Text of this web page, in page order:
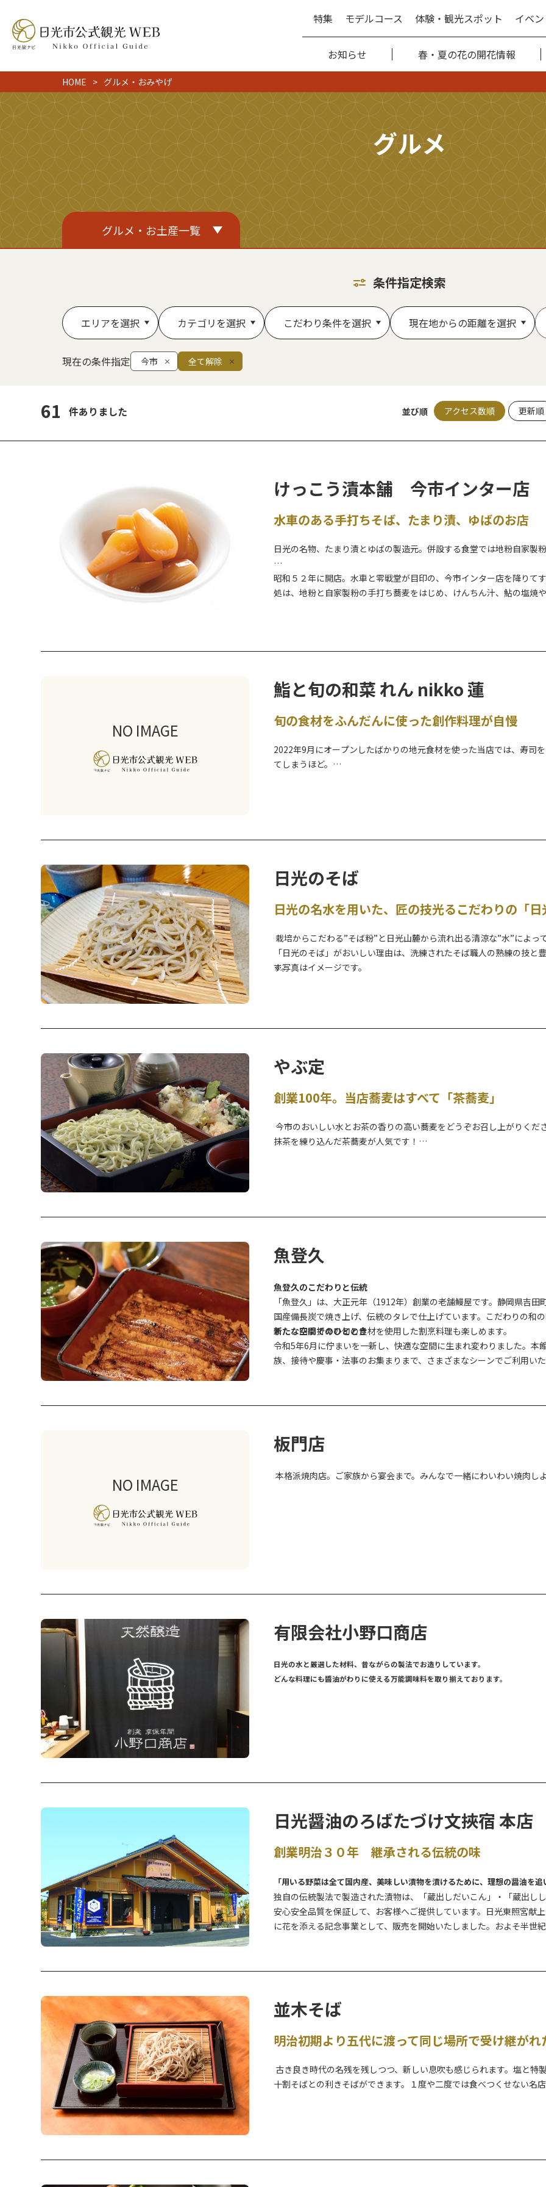
特集 モデルコース 体験・観光スポット イベ
お知らせ 春・夏の花の開花情報
HOME グルメ・おみやげ
グルメ
グルメ・お土産一覧
条件指定検索
エリアを選択 カテゴリを選択 こだわり条件を選択 現在地からの距離を選択
現在の条件指定 今市 全て解除
61 件ありました 並び順 アクセス数順 更新順
けっこう漬本舗 今市インター店
水車のある手打ちそば、たまり漬、ゆばのお店
日光の名物、たまり漬とゆばの製造元。併設する食堂では地粉自家製
昭和５２年に開店。水車と零戦堂が目印の、今市インター店を降りて
処は、地粉と自家製粉の手打ち蕎麦をはじめ、けんちん汁、鮎の塩焼
NO IMAGE
鮨と旬の和菜 れん nikko 蓮
旬の食材をふんだんに使った創作料理が自慢
2022年9月にオープンしたばかりの地元食材を使った当店では、寿司
てしまうほど。
日光のそば
日光の名水を用いた、匠の技光るこだわりの「
栽培からこだわる”そば粉”と日光山麓から流れ出る清涼な”水”によ
「日光のそば」がおいしい理由は、洗練されたそば職人の熟練の技
す。
※写真はイメージです。
やぶ定
創業100年。当店蕎麦はすべて「茶蕎麦」
今市のおいしい水とお茶の香りの高い蕎麦をどうぞお召し上がりくだ
抹茶を練り込んだ茶蕎麦が人気です！
魚登久
魚登久のこだわりと伝統
「魚登久」は、大正元年（1912年）創業の老舗鰻屋です。静岡県吉
国産備長炭で焼き上げ、伝統のタレで仕上げています。こだわりの和
また、四季折々の旬の食材を使用した割烹料理も楽しめます。
新たな空間でのひととき
令和5年6月に佇まいを一新し、快適な空間に生まれ変わりました。
族、接待や慶事・法事のお集まりまで、さまざまなシーンでご利用い
NO IMAGE
板門店
本格派焼肉店。ご家族から宴会まで。みんなで一緒にわいわい焼肉し
有限会社小野口商店
日光の水と厳選した材料、昔ながらの製法でお造りしています。
どんな料理にも醬油がわりに使える万能調味料を取り揃えております。
日光醤油のろばたづけ文挾宿 本店
創業明治３０年 継承される伝統の味
「用いる野菜は全て国内産、美味しい漬物を漬けるために、理想の醤油を
独自の伝統製法で製造された漬物は、「蔵出しだいこん」・「蔵出し
安心安全品質を保証して、お客様へご提供しています。日光東照宮献
に花を添える記念事業として、販売を開始いたしました。およそ半世
並木そば
明治初期より五代に渡って同じ場所で受け継がれ
古き良き時代の名残を残しつつ、新しい息吹も感じられます。塩と
十割そばとの利きそばができます。１度や二度では食べつくせない名